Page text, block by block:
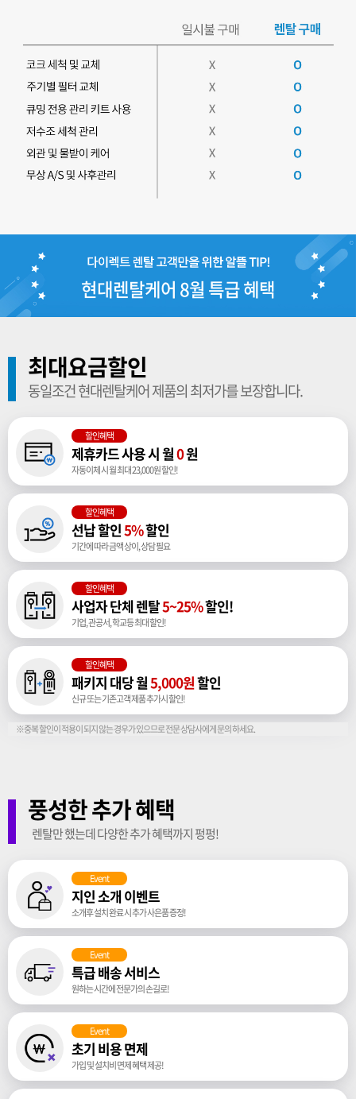
현대렌탈케어 8월 특급 혜택
최대요금할인
동일조건 현대렌탈케어 제품의 최저가를 보장합니다.
할인혜택
제휴카드 사용 시 월0원
자동이체 시 월 최대 23,000원 할인!
할인혜택
선납 할인5%할인
기간에 따라 금액 상이, 상담 필요
할인혜택
사업자 단체 렌탈5~25%할인!
기업, 관공서, 학교등 최대 할인!
할인혜택
패키지 대당 월5,000원할인
신규 또는 기존고객 제품 추가시 할인!
※중복 할인이 적용이 되지 않는 경우가 있으므로 전문 상담사에게 문의 하세요.
풍성한 추가 혜택
렌탈만 했는데 다양한 추가 혜택까지 펑펑!
Event
지인 소개 이벤트
소개후 설치 완료 시 추가 사은품 증정!
Event
특급 배송 서비스
원하는 시간에 전문가의 손길로!
Event
초기 비용 면제
가입 및 설치비 면제 혜택 제공!